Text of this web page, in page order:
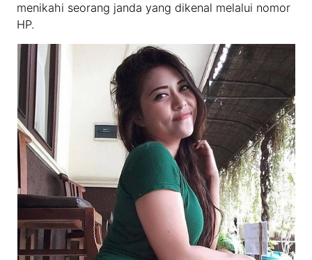
menikahi seorang janda yang dikenal melalui nomor
HP.